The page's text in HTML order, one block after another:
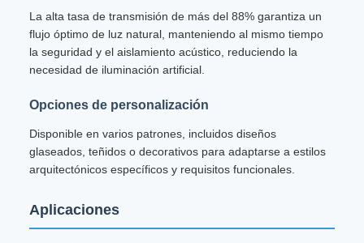
La alta tasa de transmisión de más del 88% garantiza un
flujo óptimo de luz natural, manteniendo al mismo tiempo
la seguridad y el aislamiento acústico, reduciendo la
necesidad de iluminación artificial.
Opciones de personalización
Disponible en varios patrones, incluidos diseños
glaseados, teñidos o decorativos para adaptarse a estilos
arquitectónicos específicos y requisitos funcionales.
Aplicaciones